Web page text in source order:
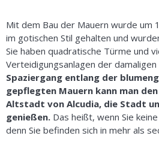
Mit dem Bau der Mauern wurde um
im gotischen Stil gehalten und
Sie haben quadratische Türme und
Verteidigungsanlagen der damaligen
Spaziergang entlang der
gepflegten Mauern kann man
Altstadt von Alcudia, die Stadt
genießen. Das heißt, wenn Sie
denn Sie befinden sich in mehr als